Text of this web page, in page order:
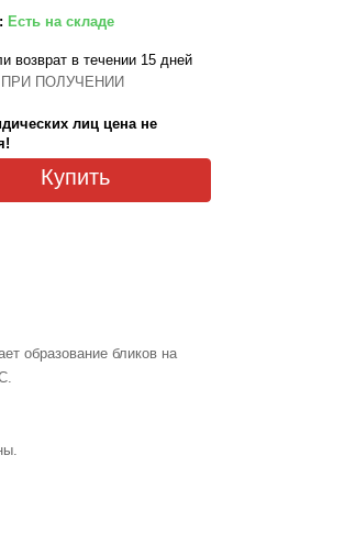
Есть на складе
возврат в течении 15 дней
ПОЛУЧЕНИИ
лиц цена не
Купить
образование бликов на